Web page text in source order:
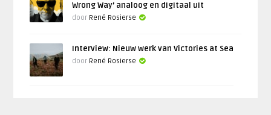
Wrong Way’ analoog en digitaal uit
door René Rosierse
Interview: Nieuw werk van Victories at Sea
door René Rosierse